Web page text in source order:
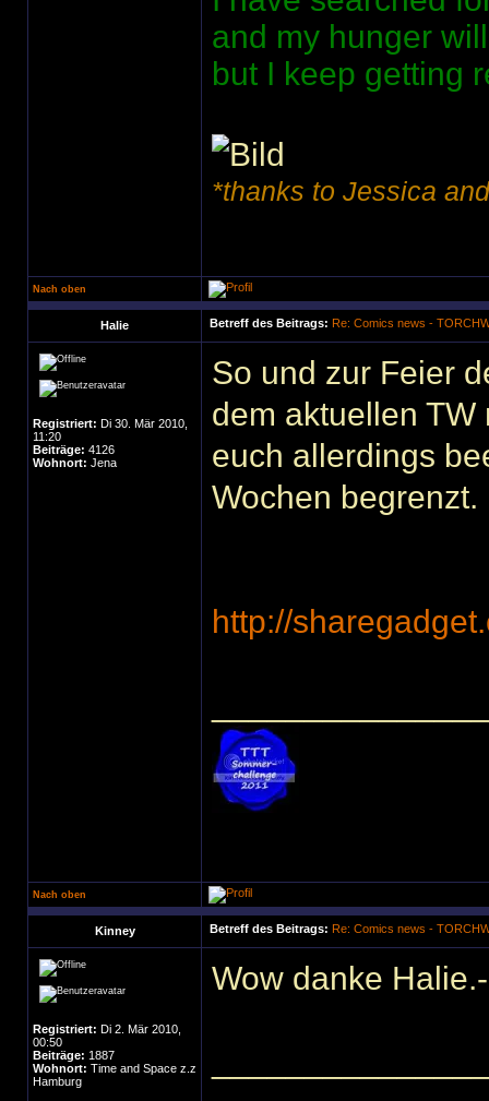
and my hunger
but I keep getting
*thanks to Jessica
Nach oben
Halie Betreff des Beitrags: Re: Comics news -
Registriert: Di 30. Mär 2010,
11:20
Beiträge: 4126
Wohnort: Jena
So und zur Feier
dem aktuellen
euch allerdings
Wochen begrenzt.
http://
Nach oben
Kinney Betreff des Beitrags: Re: Comics news -
Registriert: Di 2. Mär 2010,
00:50
Beiträge: 1887
Wohnort: Time and Space z.z
Hamburg
Wow danke Halie.-